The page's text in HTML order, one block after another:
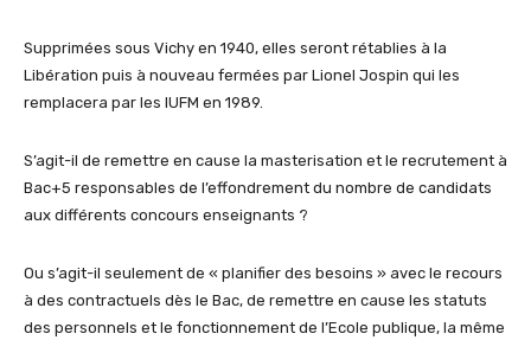
Supprimées sous Vichy en 1940, elles seront rétablies à la
Libération puis à nouveau fermées par Lionel Jospin qui les
remplacera par les IUFM en 1989.
S’agit-il de remettre en cause la masterisation et le recrutement à
Bac+5 responsables de l’effondrement du nombre de candidats
aux différents concours enseignants ?
Ou s’agit-il seulement de « planifier des besoins » avec le recours
à des contractuels dès le Bac, de remettre en cause les statuts
des personnels et le fonctionnement de l’Ecole publique, la même